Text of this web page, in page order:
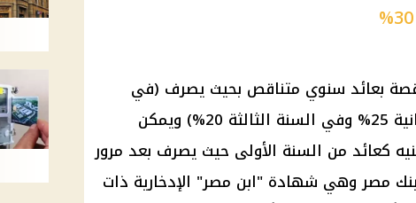
30%
بعائد سنوي متناقص بحيث يصرف (في
السنة الاولي 30% وفي السنة الثانية 25% وفي السنة الثالثة 20%) ويمكن
عائد من السنة الأولى حيث يصرف بعد مرور
مصروهي شهادة "ابن مصر" الإدخارية ذات